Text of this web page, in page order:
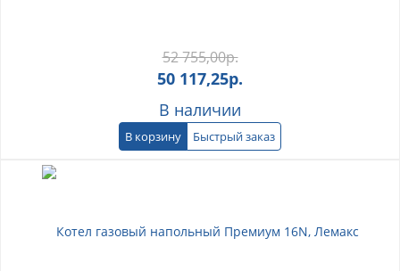
52 755,00р.
50 117,25р.
В наличии
В корзину Быстрый заказ